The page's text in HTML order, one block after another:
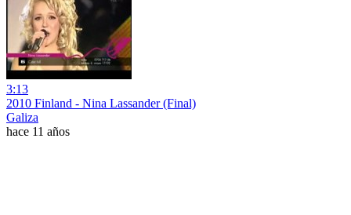
3:13
2010 Finland - Nina Lassander (Final)
Galiza
hace 11 años